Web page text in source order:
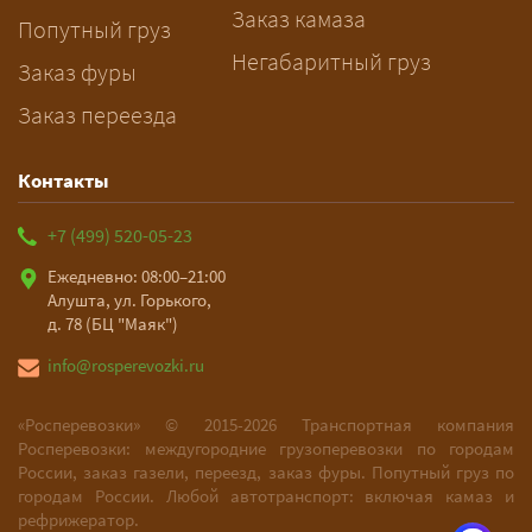
цена фиксируются в договоре;
оплата после доставки, перед
выгрузкой.
Попутный груз
Заказ фуры
Заказ переезда
Заказ камаза
Негабаритный груз
Контакты
+7 (499) 520-05-23
Ежедневно: 08:00–21:00
Алушта, ул. Горького,
д. 78 (БЦ "Маяк")
info@rosperevozki.ru
«Росперевозки» © 2015-2026
Транспортная компания
Росперевозки: междугородние грузоперевозки по городам
России, заказ газели, переезд, заказ фуры. Попутный груз по
городам России. Любой автотранспорт: включая камаз и
рефрижератор.